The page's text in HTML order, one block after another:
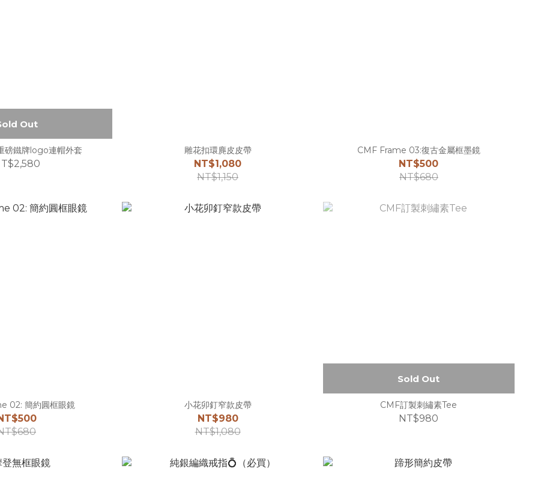
Out
磅鐵牌logo連帽外套 雕花扣環麂皮皮帶
NT$1,080
NT$1,150
CMF Frame 03:復古金屬框墨鏡
NT$500
NT$680
02: 簡約圓框眼鏡 小花卯釘窄款皮帶
NT$980
NT$1,080
Sold Out
CMF訂製刺繡素Tee
NT$980